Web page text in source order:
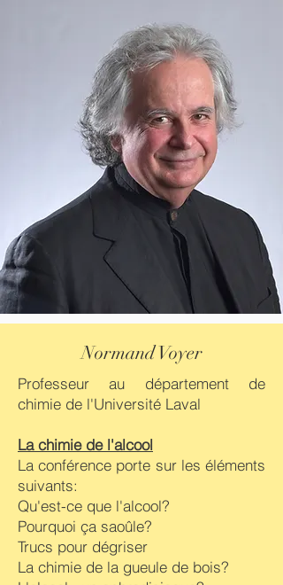
Normand Voyer
Professeur au département de
chimie de l'Université Laval
La chimie de l'alcool
La conférence porte sur les éléments
suivants:
Qu'est-ce que l'alcool?
Pourquoi ça saoûle?
Trucs pour dégriser
La chimie de la gueule de bois?